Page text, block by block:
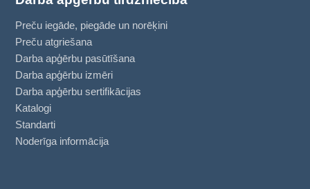
Preču iegāde, piegāde un norēķini
Preču atgriešana
Darba apģērbu pasūtīšana
Darba apģērbu izmēri
Darba apģērbu sertifikācijas
Katalogi
Standarti
Noderīga informācija